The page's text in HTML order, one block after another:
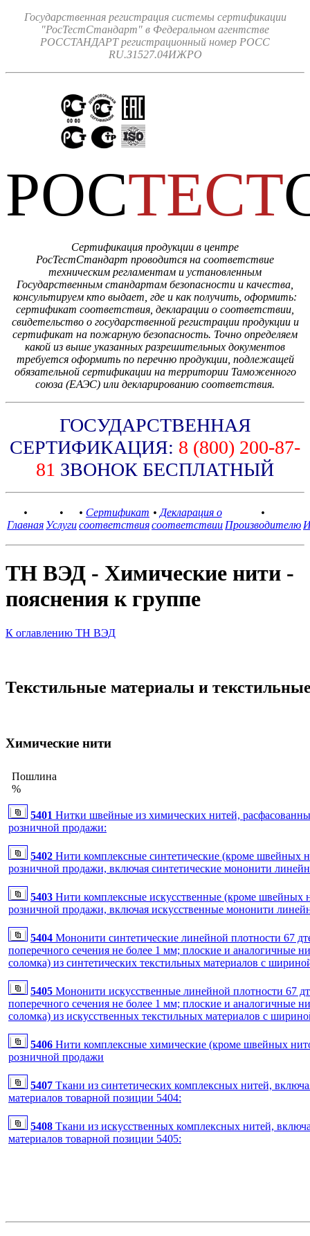
Государственная регистрация системы сертификации
"РосТестСтандарт" в Федеральном агентстве
РОССТАНДАРТ регистрационный номер РОСС
RU.З1527.04ИЖРО
РОСТЕСТ
Сертификация продукции в центре
РосТестСтандарт проводится на соответствие
техническим регламентам и установленным
Государственным стандартам безопасности и качества,
консультируем кто выдает, где и как получить, оформить:
сертификат соответствия, декларации о соответствии,
свидетельство о государственной регистрации продукции и
сертификат на пожарную безопасность. Точно определяем
какой из выше указанных разрешительных документов
требуется оформить по перечню продукции, подлежащей
обязательной сертификации на территории Таможенного
союза (ЕАЭС) или декларированию соответствия.
ГОСУДАРСТВЕННАЯ
СЕРТИФИКАЦИЯ: 8 (800) 200-87-
81 ЗВОНОК БЕСПЛАТНЫЙ
•
Главная
•
Услуги
• Сертификат
соответствия
• Декларация о
соответствии
•
Производителю
ТН ВЭД - Химические нити -
пояснения к группе
К оглавлению ТН ВЭД
Текстильные материалы и
Химические нити
Пошлина
%
5401 Нитки швейные из химических нитей,
розничной продажи:
5402 Нити комплексные синтетические (кроме швейных
розничной продажи, включая синтетические мононити
5403 Нити комплексные искусственные (кроме швейных
розничной продажи, включая искусственные мононити
5404 Мононити синтетические линейной плотности 67
поперечного сечения не более 1 мм; плоские и аналогичные
соломка) из синтетических текстильных материалов с
5405 Мононити искусственные линейной плотности 67
поперечного сечения не более 1 мм; плоские и аналогичные
соломка) из искусственных текстильных материалов с
5406 Нити комплексные химические (кроме швейных
розничной продажи
5407 Ткани из синтетических комплексных нитей,
материалов товарной позиции 5404:
5408 Ткани из искусственных комплексных нитей,
материалов товарной позиции 5405: